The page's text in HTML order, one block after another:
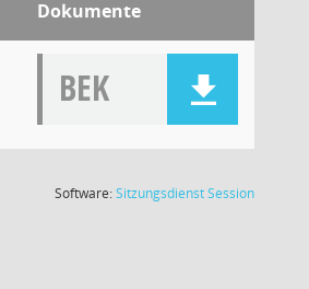
Dokumente
BEK
Software:SitzungsdienstSession(Wird in